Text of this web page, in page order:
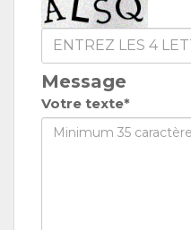
Message
Votre texte*